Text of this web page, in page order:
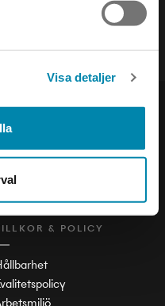
Visa detaljer
& POLICY